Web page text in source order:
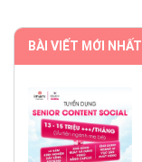
BÀI VIẾT MỚI NHẤT